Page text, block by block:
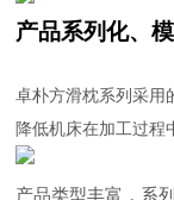
产品系列化、
卓朴方滑枕系列采用
降低机床在加工过程
产品类型丰富，系